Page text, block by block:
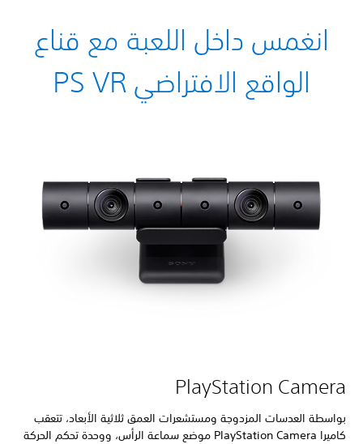
انغمس داخل اللعبة مع قناع
الواقع الافتراضي PS VR
PlayStation Camera
بواسطة العدسات المزدوجة ومستشعرات العمق ثلاثية الأبعاد، تتعقب
كاميرا PlayStation Camera موضع سماعة الرأس، ووحدة تحكم الحركة